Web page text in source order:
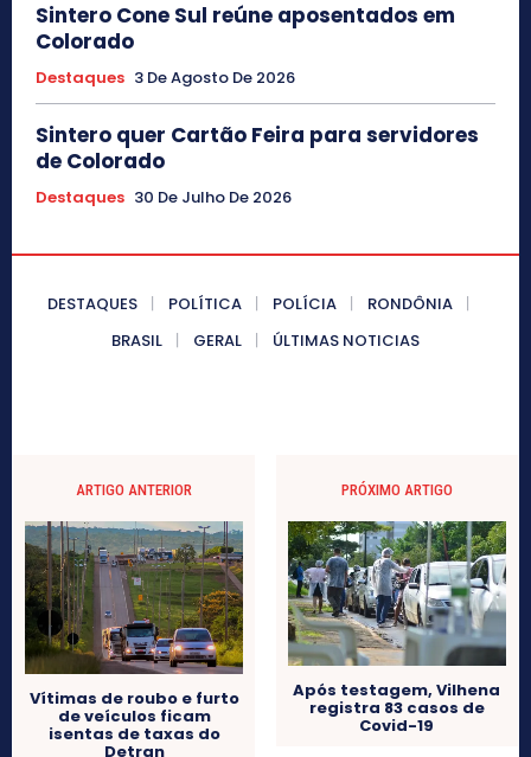
Sintero Cone Sul reúne aposentados em
Colorado
Destaques 3 De Agosto De 2026
Sintero quer Cartão Feira para servidores
de Colorado
Destaques 30 De Julho De 2026
DESTAQUES POLÍTICA POLÍCIA
RONDÔNIA
BRASIL
GERAL ÚLTIMAS NOTICIAS
ARTIGO ANTERIOR
Vítimas de roubo e furto
de veículos ficam
isentas de taxas do
Detran
PRÓXIMO ARTIGO
Após testagem, Vilhena
registra 83 casos de
Covid-19